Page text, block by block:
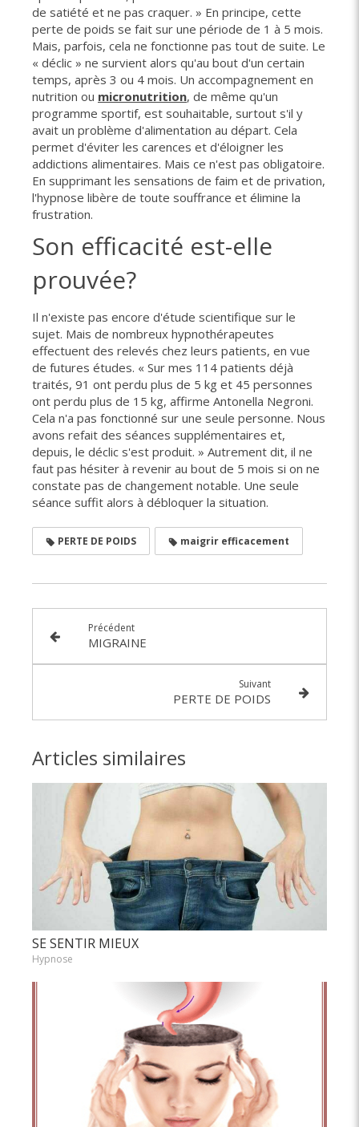
de satiété et ne pas craquer. » En principe, cette
perte de poids se fait sur une période de 1 à 5 mois.
Mais, parfois, cela ne fonctionne pas tout de suite. Le
« déclic » ne survient alors qu'au bout d'un certain
temps, après 3 ou 4 mois. Un accompagnement en
nutrition ou micronutrition, de même qu'un
programme sportif, est souhaitable, surtout s'il y
avait un problème d'alimentation au départ. Cela
permet d'éviter les carences et d'éloigner les
addictions alimentaires. Mais ce n'est pas obligatoire.
En supprimant les sensations de faim et de privation,
l'hypnose libère de toute souffrance et élimine la
frustration.
Son efficacité est-elle
prouvée?
Il n'existe pas encore d'étude scientifique sur le
sujet. Mais de nombreux hypnothérapeutes
effectuent des relevés chez leurs patients, en vue
de futures études. « Sur mes 114 patients déjà
traités, 91 ont perdu plus de 5 kg et 45 personnes
ont perdu plus de 15 kg, affirme Antonella Negroni.
Cela n'a pas fonctionné sur une seule personne. Nous
avons refait des séances supplémentaires et,
depuis, le déclic s'est produit. » Autrement dit, il ne
faut pas hésiter à revenir au bout de 5 mois si on ne
constate pas de changement notable. Une seule
séance suffit alors à débloquer la situation.
PERTE DE POIDS maigrir efficacement
Précédent
MIGRAINE
Suivant
PERTE DE POIDS
Articles similaires
SE SENTIR MIEUX
Hypnose